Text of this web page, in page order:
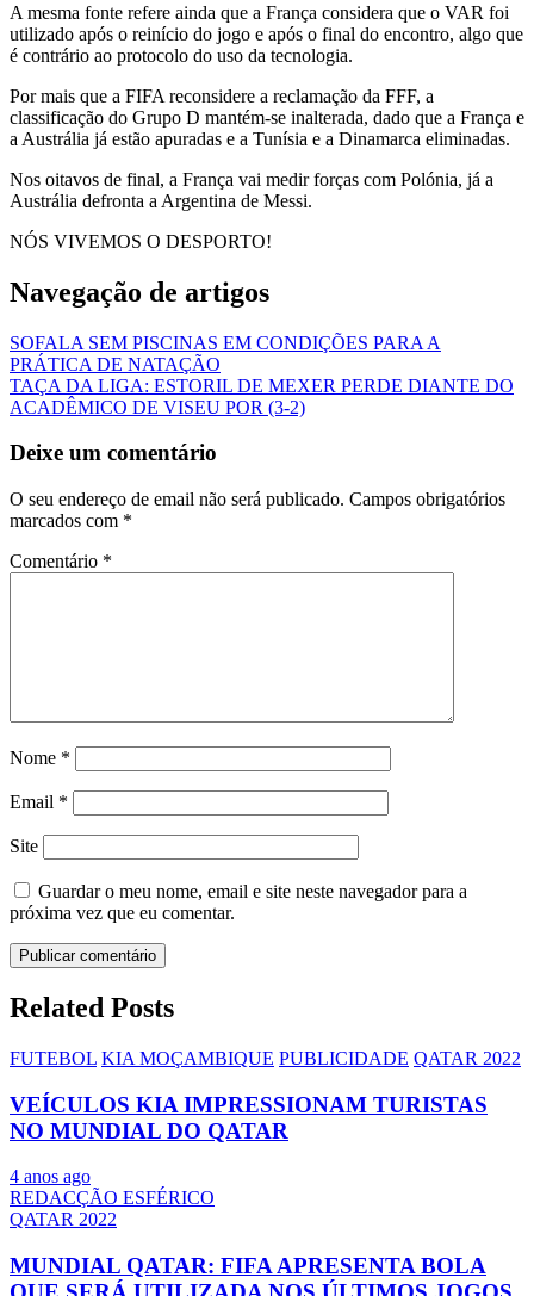
A mesma fonte refere ainda que a França considera que o VAR foi
utilizado após o reinício do jogo e após o final do encontro, algo que
é contrário ao protocolo do uso da tecnologia.
Por mais que a FIFA reconsidere a reclamação da FFF, a
classificação do Grupo D mantém-se inalterada, dado que a França e
a Austrália já estão apuradas e a Tunísia e a Dinamarca eliminadas.
Nos oitavos de final, a França vai medir forças com Polónia, já a
Austrália defronta a Argentina de Messi.
NÓS VIVEMOS O DESPORTO!
Navegação de artigos
SOFALA SEM PISCINAS EM CONDIÇÕES PARA A
PRÁTICA DE NATAÇÃO
TAÇA DA LIGA: ESTORIL DE MEXER PERDE DIANTE DO
ACADÊMICO DE VISEU POR (3-2)
Deixe um comentário
O seu endereço de email não será publicado. Campos obrigatórios
marcados com *
Comentário *
Nome *
Email *
Site
Guardar o meu nome, email e site neste navegador para a
próxima vez que eu comentar.
Related Posts
FUTEBOL KIA MOÇAMBIQUE PUBLICIDADE QATAR 2022
VEÍCULOS KIA IMPRESSIONAM TURISTAS
NO MUNDIAL DO QATAR
4 anos ago
REDACÇÃO ESFÉRICO
QATAR 2022
MUNDIAL QATAR: FIFA APRESENTA BOLA